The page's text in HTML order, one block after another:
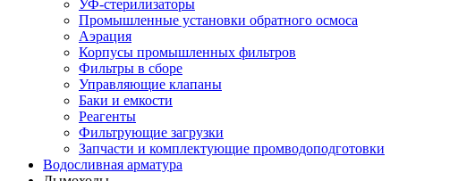
УФ-стерилизаторы
Промышленные установки обратного осмоса
Аэрация
Корпусы промышленных фильтров
Фильтры в сборе
Управляющие клапаны
Баки и емкости
Реагенты
Фильтрующие загрузки
Запчасти и комплектующие промводоподготовки
Водосливная арматура